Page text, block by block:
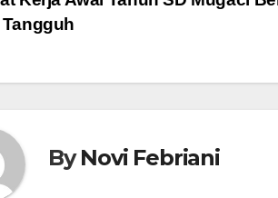
ByNovi Febriani